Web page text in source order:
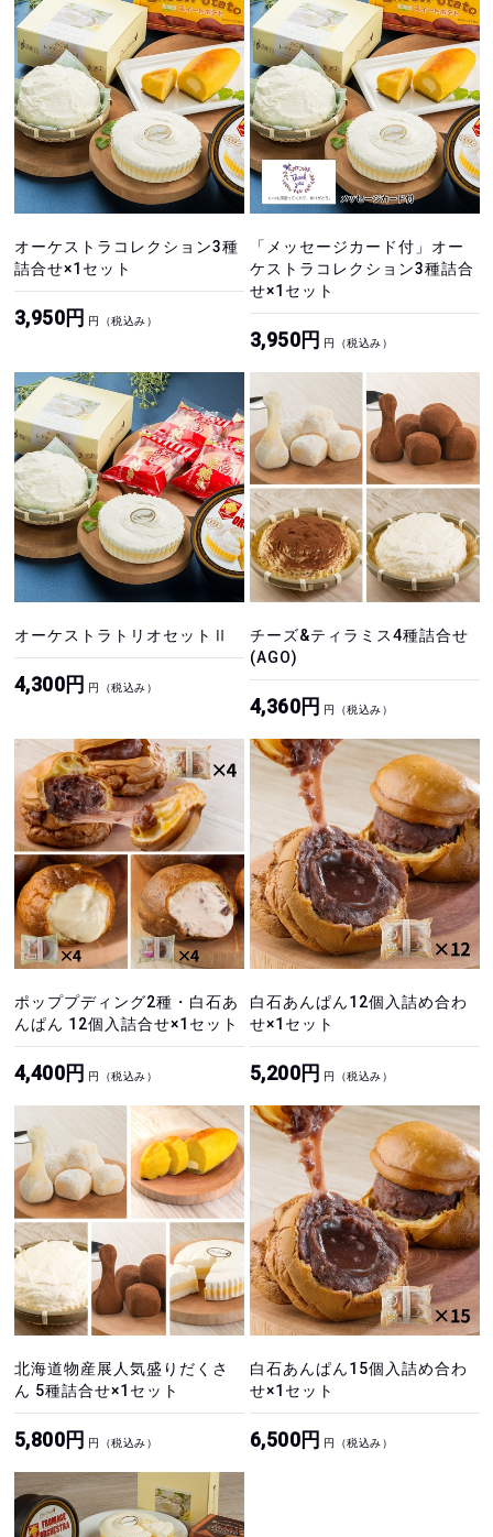
オーケストラコレクション3種
詰合せ×1セット
3,950円 円（税込み）
「メッセージカード付」オー
ケストラコレクション3種詰合
せ×1セット
3,950円 円（税込み）
オーケストラトリオセットⅡ
4,300円 円（税込み）
チーズ&ティラミス4種詰合せ
(AGO)
4,360円 円（税込み）
ポッププディング2種・白石あ
んぱん 12個入詰合せ×1セット
4,400円 円（税込み）
白石あんぱん12個入詰め合わ
せ×1セット
5,200円 円（税込み）
北海道物産展人気盛りだくさ
ん 5種詰合せ×1セット
5,800円 円（税込み）
白石あんぱん15個入詰め合わ
せ×1セット
6,500円 円（税込み）